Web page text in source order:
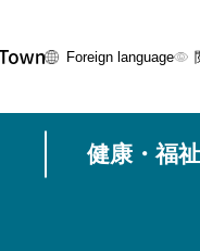
Foreign language
健康・福祉